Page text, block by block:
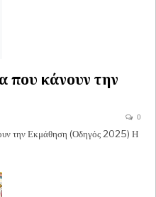
που κάνουν την
0
την Εκμάθηση (Οδηγός 2025) Η